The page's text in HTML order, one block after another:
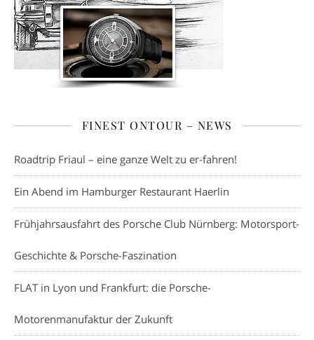
FINEST ONTOUR – NEWS
Roadtrip Friaul – eine ganze Welt zu er-fahren!
Ein Abend im Hamburger Restaurant Haerlin
Frühjahrsausfahrt des Porsche Club Nürnberg: Motorsport-
Geschichte & Porsche-Faszination
FLAT in Lyon und Frankfurt: die Porsche-
Motorenmanufaktur der Zukunft